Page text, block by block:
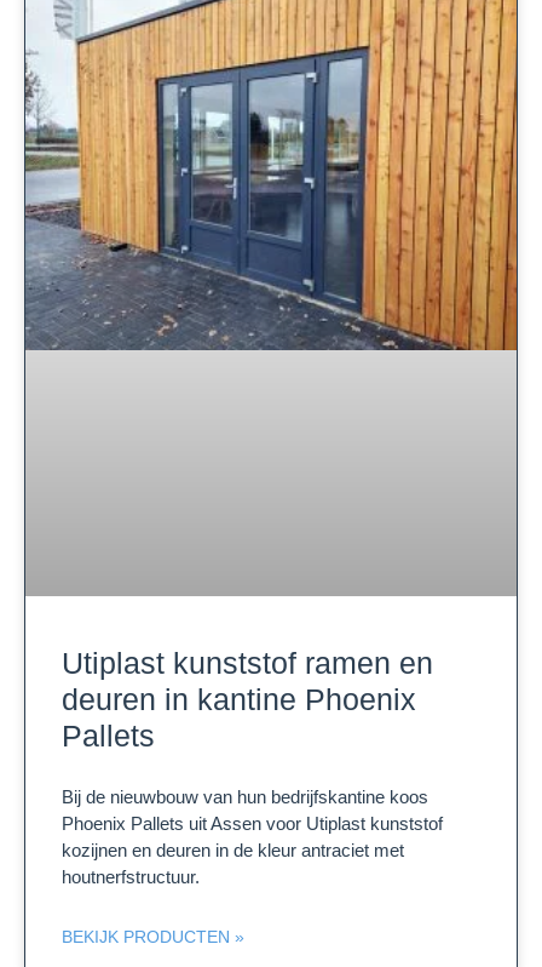
Utiplast kunststof ramen en
deuren in kantine Phoenix
Pallets
Bij de nieuwbouw van hun bedrijfskantine koos
Phoenix Pallets uit Assen voor Utiplast kunststof
kozijnen en deuren in de kleur antraciet met
houtnerfstructuur.
BEKIJK PRODUCTEN »